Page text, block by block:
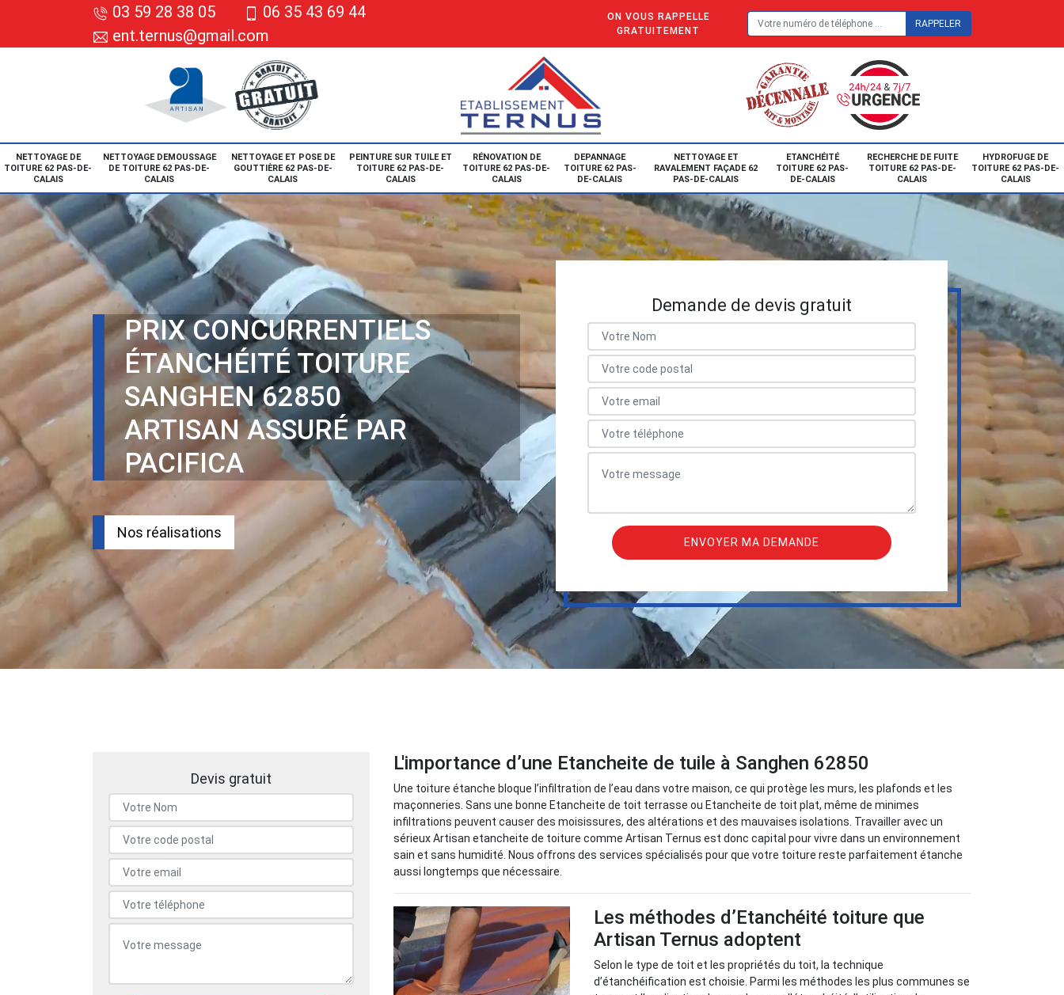
03 59 28 38 05
06 35 43 69 44
ent.ternus@gmail.com
ON VOUS RAPPELLE
GRATUITEMENT
NETTOYAGE DE
TOITURE 62 PAS-DE-
CALAIS
NETTOYAGE DEMOUSSAGE
DE TOITURE 62 PAS-DE-
CALAIS
NETTOYAGE ET POSE DE
GOUTTIÈRE 62 PAS-DE-
CALAIS
PEINTURE SUR TUILE ET
TOITURE 62 PAS-DE-
CALAIS
RÉNOVATION DE
TOITURE 62 PAS-DE-
CALAIS
DEPANNAGE
TOITURE 62 PAS-
DE-CALAIS
NETTOYAGE ET
RAVALEMENT FAÇADE 62
PAS-DE-CALAIS
ETANCHÉITÉ
TOITURE 62 PAS-
DE-CALAIS
RECHERCHE DE FUITE
TOITURE 62 PAS-DE-
CALAIS
HYDROFUGE DE
TOITURE 62 PAS-DE-
CALAIS
PRIX CONCURRENTIELS
ÉTANCHÉITÉ TOITURE
SANGHEN 62850
ARTISAN ASSURÉ PAR
PACIFICA
Nos réalisations
Demande de devis gratuit
Devis gratuit
L'importance d’une Etancheite de tuile à Sanghen 62850
Une toiture étanche bloque l’infiltration de l’eau dans votre maison, ce qui protège les murs, les plafonds et les
maçonneries. Sans une bonne Etancheite de toit terrasse ou Etancheite de toit plat, même de minimes
infiltrations peuvent causer des moisissures, des altérations et des mauvaises isolations. Travailler avec un
sérieux Artisan etancheite de toiture comme Artisan Ternus est donc capital pour vivre dans un environnement
sain et sans humidité. Nous offrons des services spécialisés pour que votre toiture reste parfaitement étanche
aussi longtemps que nécessaire.
Les méthodes d’Etanchéité toiture que
Artisan Ternus adoptent
Selon le type de toit et les propriétés du toit, la technique
d’étanchéification est choisie. Parmi les méthodes les plus communes se